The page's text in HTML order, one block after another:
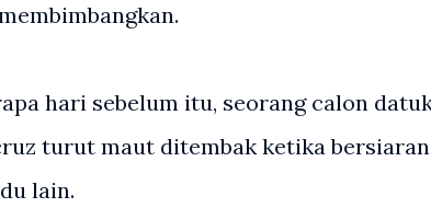
hari sebelum itu, seorang calon
turut maut ditembak ketika
lain.